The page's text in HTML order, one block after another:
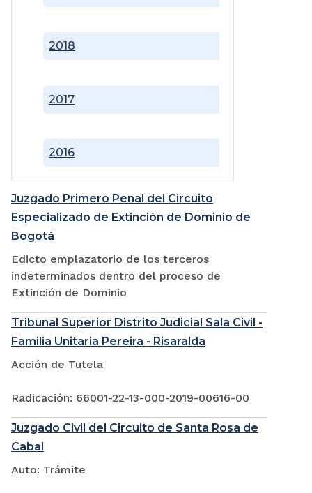
2016
2017
2018
Juzgado Primero Penal del Circuito
Especializado de Extinción de Dominio de
Bogotá
Edicto emplazatorio de los terceros
indeterminados dentro del proceso de
Extinción de Dominio
Tribunal Superior Distrito Judicial Sala Civil -
Familia Unitaria Pereira - Risaralda
Acción de Tutela
Radicación: 66001-22-13-000-2019-00616-00
Juzgado Civil del Circuito de Santa Rosa de
Cabal
Auto: Trámite